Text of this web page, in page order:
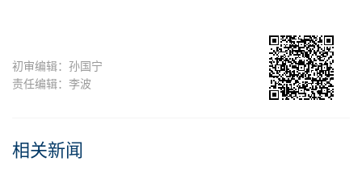
初审编辑：孙国宁
责任编辑：李波
相关新闻